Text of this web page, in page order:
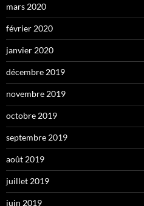
mars 2020
février 2020
janvier 2020
décembre 2019
novembre 2019
octobre 2019
septembre 2019
août 2019
juillet 2019
juin 2019